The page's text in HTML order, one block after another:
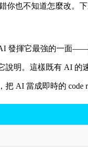
也不知道怎麼改。
發揮它最強的一面
明。這樣既有 AI 的
AI 當成即時的 code